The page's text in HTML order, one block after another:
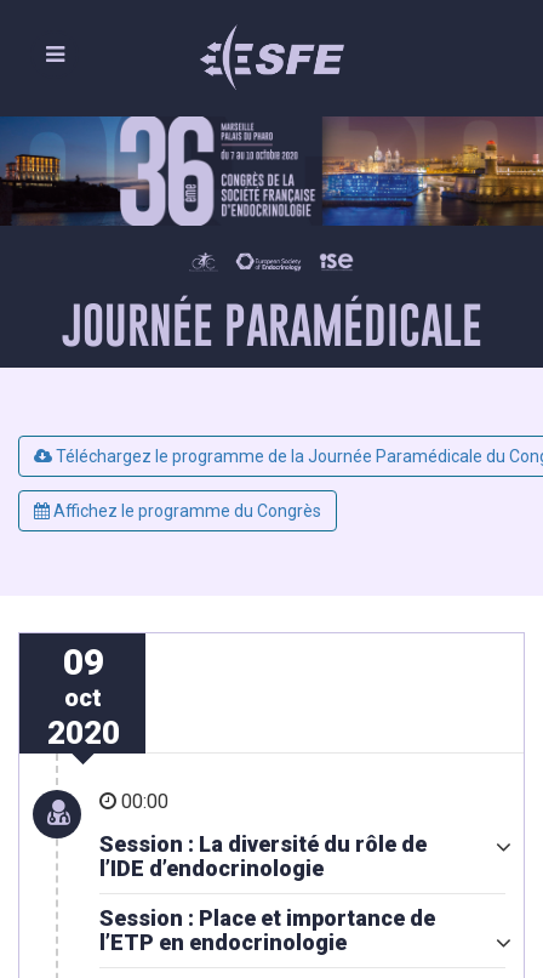
JOURNÉE PARAMÉDICALE
Téléchargez le programme de la Journée Paramédicale du
Affichez le programme du Congrès
09
oct
2020
00:00
Session : La diversité du rôle de
l’IDE d’endocrinologie
Session : Place et importance de
l’ETP en endocrinologie